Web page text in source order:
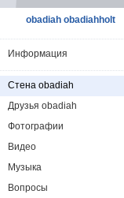
obadiah obadiahholt
Информация
Стена obadiah
Друзья obadiah
Фотографии
Видео
Музыка
Вопросы